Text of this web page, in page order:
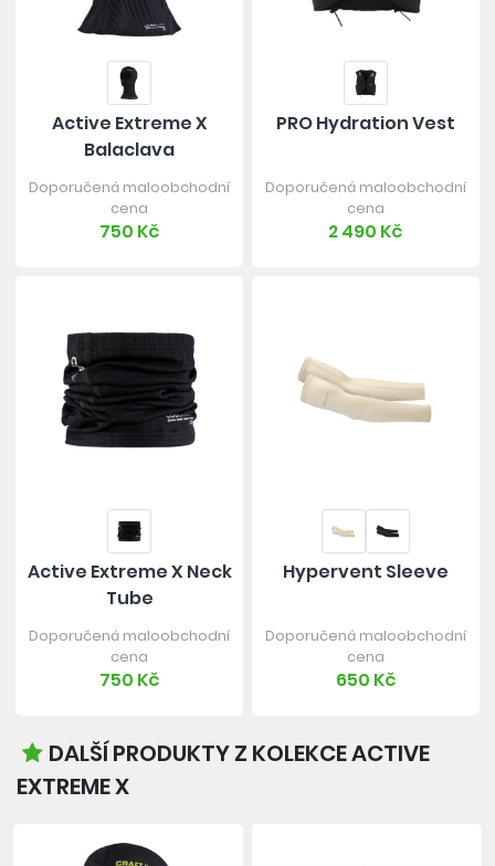
Active Extreme X
Balaclava
Doporučená maloobchodní
cena
750 Kč
PRO Hydration Vest
Doporučená maloobchodní
cena
2 490 Kč
Active Extreme X Neck
Tube
Doporučená maloobchodní
cena
750 Kč
Hypervent Sleeve
Doporučená maloobchodní
cena
650 Kč
DALŠÍ PRODUKTY Z KOLEKCE ACTIVE
EXTREME X